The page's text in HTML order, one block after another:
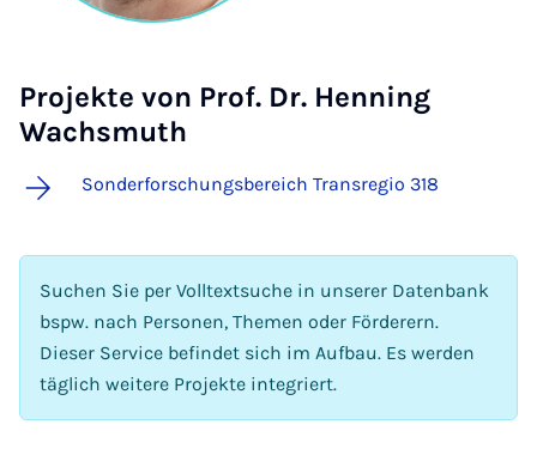
Projekte von Prof. Dr. Henning
Wachsmuth
Sonderforschungsbereich Transregio 318
Suchen Sie per Volltextsuche in unserer Datenbank
bspw. nach Personen, Themen oder Förderern.
Dieser Service befindet sich im Aufbau. Es werden
täglich weitere Projekte integriert.